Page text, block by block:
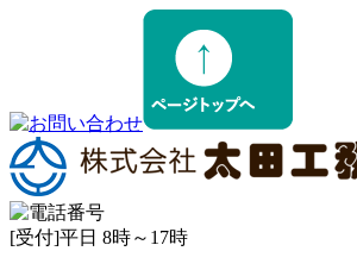
[受付]平日 8時～17時